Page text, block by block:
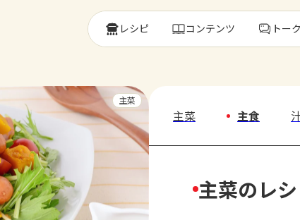
レシピ コンテンツ トーク
主菜
主菜 主食
主菜のレ